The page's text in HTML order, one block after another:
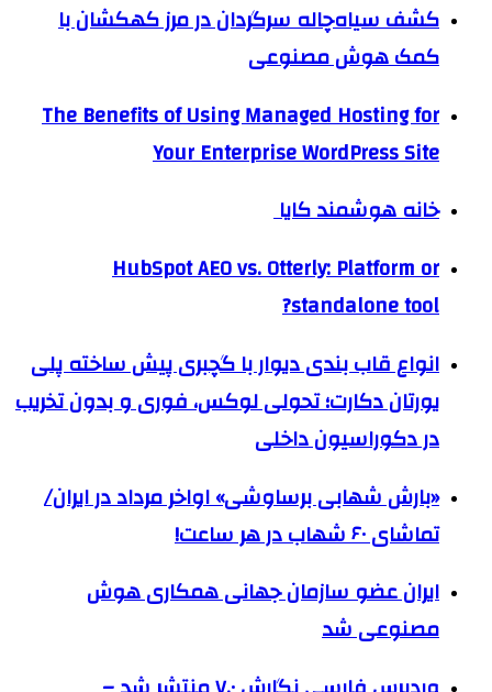
کشف سیاه‌چاله سرگردان در مرز کهکشان با
کمک هوش مصنوعی
The Benefits of Using Managed Hosting for
Your Enterprise WordPress Site
خانه هوشمند کایا
HubSpot AEO vs. Otterly: Platform or
standalone tool?
انواع قاب بندی دیوار با گچبری پیش ساخته پلی
یورتان دکارت؛ تحولی لوکس، فوری و بدون تخریب
در دکوراسیون داخلی
«بارش شهابی برساوشی» اواخر مرداد در ایران/
تماشای ۶۰ شهاب در هر ساعت!
ایران عضو سازمان جهانی همکاری هوش
مصنوعی شد